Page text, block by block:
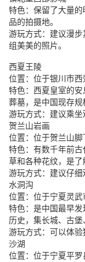
特色：保留了大量
品的拍摄地。
游玩方式：建议漫
组美美的照片。
西夏王陵
位置：位于银川市西
特色：西夏皇室的
葬墓，是中国现存规
游玩方式：建议乘坐
贺兰山岩画
位置：位于贺兰山脚
特色：有数千年前
草和各种花纹，是了
游玩方式：建议仔细
水洞沟
位置：位于宁夏灵武
特色：是中国最早
历史，集长城、古堡
游玩方式：可以体验
沙湖
位置：位于宁夏平罗